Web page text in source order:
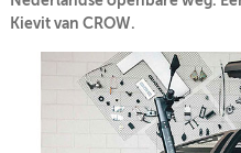
Kievit van CROW.